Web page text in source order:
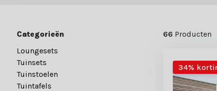
Categorieën
Loungesets
Tuinsets
Tuinstoelen
Tuintafels
66 Producten
34%